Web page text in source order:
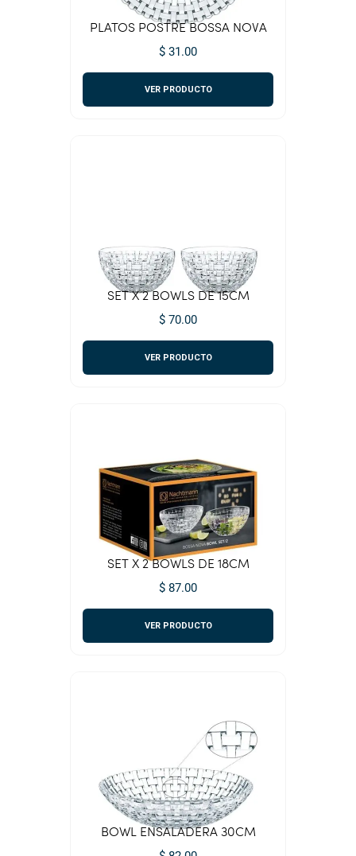
PLATOS POSTRE BOSSA NOVA
$ 31.00
VER PRODUCTO
SET X 2 BOWLS DE 15CM
$ 70.00
VER PRODUCTO
SET X 2 BOWLS DE 18CM
$ 87.00
VER PRODUCTO
BOWL ENSALADERA 30CM